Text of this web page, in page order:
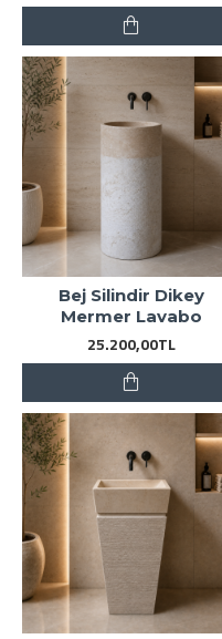
Bej Silindir Dikey
Mermer Lavabo
25.200,00TL